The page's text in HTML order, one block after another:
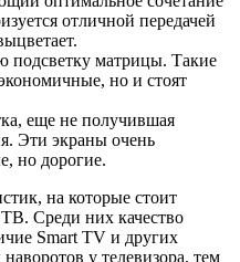
отличной передачей
подсветку матрицы. Такие
но и стоят
еще не получившая
Эти экраны очень
но дорогие.
на которые стоит
Среди них качество
Smart TV и других
у телевизора, тем